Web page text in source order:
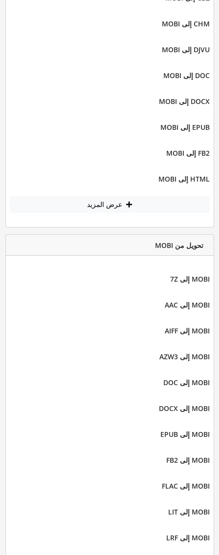
CHM إلى MOBI
DJVU إلى MOBI
DOC إلى MOBI
DOCX إلى MOBI
EPUB إلى MOBI
FB2 إلى MOBI
HTML إلى MOBI
عرض المزيد
تحويل من MOBI
MOBI إلى 7Z
MOBI إلى AAC
MOBI إلى AIFF
MOBI إلى AZW3
MOBI إلى DOC
MOBI إلى DOCX
MOBI إلى EPUB
MOBI إلى FB2
MOBI إلى FLAC
MOBI إلى LIT
MOBI إلى LRF